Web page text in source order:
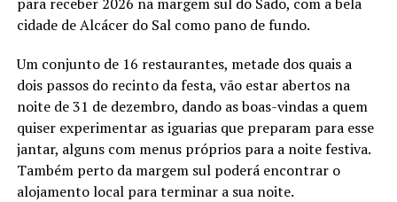
cidade de Alcácer do Sal como pano de fundo.
Um conjunto de 16 restaurantes, metade dos quais a
dois passos do recinto da festa, vão estar abertos na
noite de 31 de dezembro, dando as boas-vindas a quem
quiser experimentar as iguarias que preparam para esse
jantar, alguns com menus próprios para a noite festiva.
Também perto da margem sul poderá encontrar o
alojamento local para terminar a sua noite.